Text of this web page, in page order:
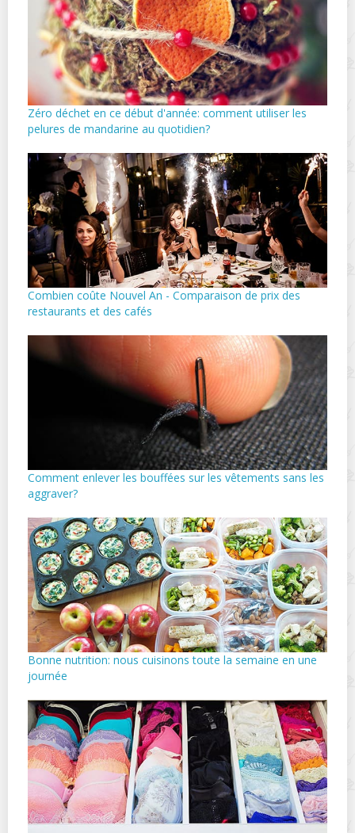
Zéro déchet en ce début d'année: comment utiliser les
pelures de mandarine au quotidien?
Combien coûte Nouvel An - Comparaison de prix des
restaurants et des cafés
Comment enlever les bouffées sur les vêtements sans les
aggraver?
Bonne nutrition: nous cuisinons toute la semaine en une
journée